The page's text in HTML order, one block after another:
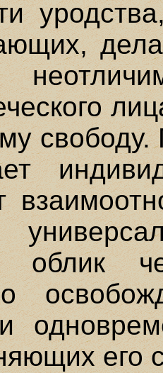
облик
его